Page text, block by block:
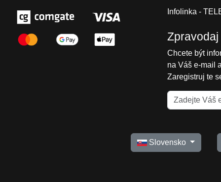
Infolinka -
Zpravodaj
Chcete být
na Váš e-mail
Zaregistruj te
Slovensko